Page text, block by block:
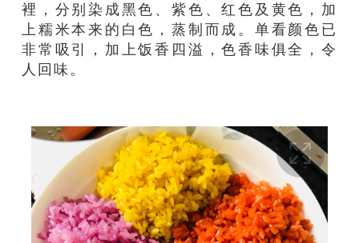
裡，分别染成黑色、紫色、红色及黄色，加
上糯米本来的白色，蒸制而成。单看颜色已
非常吸引，加上饭香四溢，色香味俱全，令
人回味。